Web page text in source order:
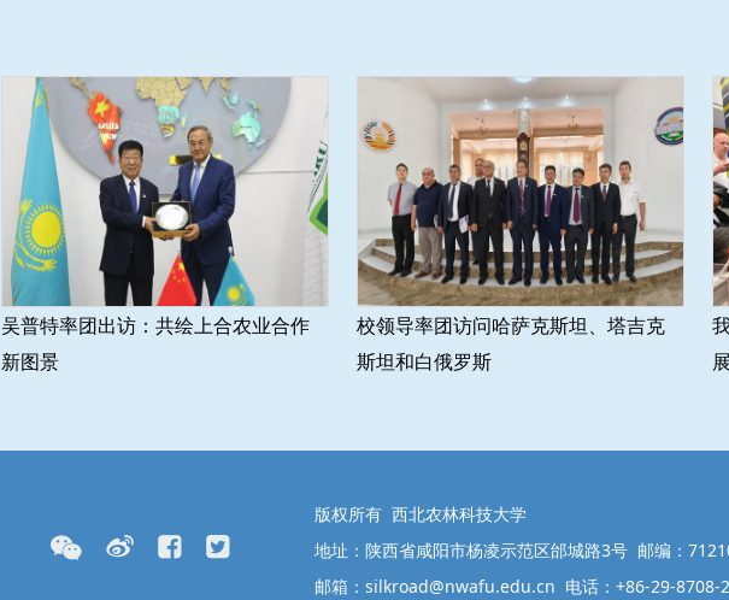
吴普特率团出访：共绘上合农业合作
新图景
校领导率团访问哈萨克斯坦、塔吉克
斯坦和白俄罗斯
版权所有 西北农林科技大学
地址：陕西省咸阳市杨凌示范区邰城路3号 邮编：
邮箱：silkroad@nwafu.edu.cn 电话：+86-29-8708-